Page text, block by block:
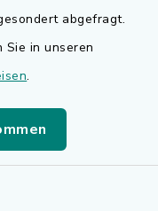
abgefragt.
in unseren
.